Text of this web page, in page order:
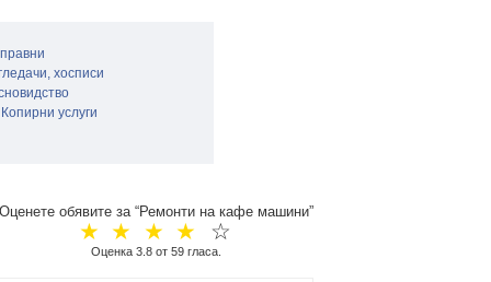
хосписи
Копирни услуги
Оценете обявите за “Ремонти на кафе машини”
☆
☆
☆
☆
☆
Оценка 3.8 от 59 гласа.